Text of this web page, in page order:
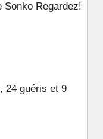
Sonko Regardez!
24 guéris et 9